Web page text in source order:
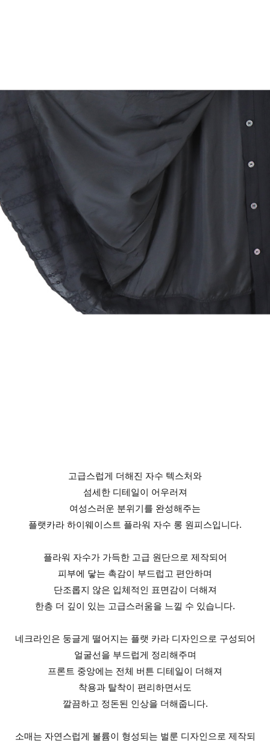
고급스럽게 더해진 자수 텍스처와
섬세한 디테일이 어우러져
여성스러운 분위기를 완성해주는
플랫카라 하이웨이스트 플라워 자수 롱 원피스입니다.
플라워 자수가 가득한 고급 원단으로 제작되어
피부에 닿는 촉감이 부드럽고 편안하며
단조롭지 않은 입체적인 표면감이 더해져
한층 더 깊이 있는 고급스러움을 느낄 수 있습니다.
네크라인은 둥글게 떨어지는 플랫 카라 디자인으로 구성되어
얼굴선을 부드럽게 정리해주며
프론트 중앙에는 전체 버튼 디테일이 더해져
착용과 탈착이 편리하면서도
깔끔하고 정돈된 인상을 더해줍니다.
소매는 자연스럽게 볼륨이 형성되는 벌룬 디자인으로 제작되